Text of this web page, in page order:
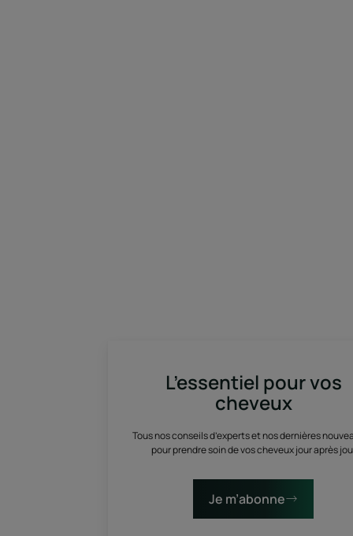
L’essentiel pour vos
cheveux
Tous nos conseils d’experts et nos dernières
pour prendre soin de vos cheveux jour après
Je m’abonne